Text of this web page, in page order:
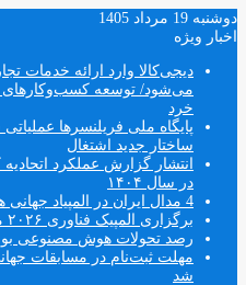
دوشنبه 19 مرداد 1405
اخبار ویژه
دیجی‌کالا وارد ارائه خدمات
می‌شود/ توسعه کسب‌وکارهای
خرد
ساختار جدید اشتغال
انتشار گزارش عملکرد
در سال ۱۴۰۴
4 مدال ایران در المپیاد جهانی هوش مصنوعی
برگزاری المپیک فناوری ۲۰۲۶ مهرماه ۱۴۰۵ در پارک فناوری پردیس
رصد تحولات هوش مصنوعی
شد